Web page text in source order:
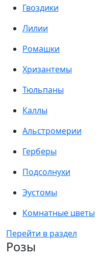
Гвоздики
Лилии
Ромашки
Хризантемы
Тюльпаны
Каллы
Альстромерии
Герберы
Подсолнухи
Эустомы
Комнатные цветы
Перейти в раздел
Розы